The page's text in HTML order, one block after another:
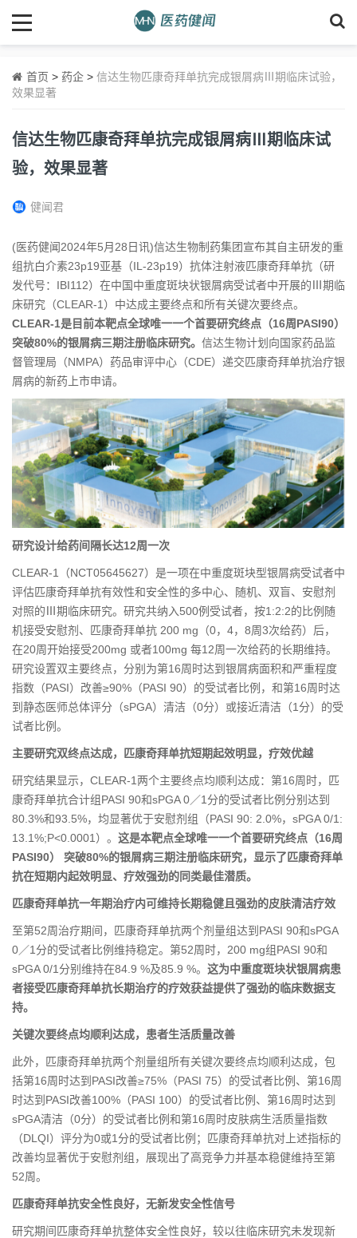
首页 > 药企 > 信达生物匹康奇拜单抗完成银屑病Ⅲ期临床试验，
效果显著
信达生物匹康奇拜单抗完成银屑病Ⅲ期临床试
验，效果显著
健闻君
(医药健闻2024年5月28日讯)信达生物制药集团宣布其自主研发的重
组抗白介素23p19亚基（IL-23p19）抗体注射液匹康奇拜单抗（研
发代号：IBI112）在中国中重度斑块状银屑病受试者中开展的Ⅲ期临
床研究（CLEAR-1）中达成主要终点和所有关键次要终点。
CLEAR-1是目前本靶点全球唯一一个首要研究终点（16周PASI90）
突破80%的银屑病三期注册临床研究。 信达生物计划向国家药品监
督管理局（NMPA）药品审评中心（CDE）递交匹康奇拜单抗治疗银
屑病的新药上市申请。
研究设计给药间隔长达12周一次
CLEAR-1（NCT05645627）是一项在中重度斑块型银屑病受试者中
评估匹康奇拜单抗有效性和安全性的多中心、随机、双盲、安慰剂
对照的Ⅲ期临床研究。研究共纳入500例受试者，按1:2:2的比例随
机接受安慰剂、匹康奇拜单抗 200 mg（0，4，8周3次给药）后，
在20周开始接受200mg 或者100mg 每12周一次给药的长期维持。
研究设置双主要终点，分别为第16周时达到银屑病面积和严重程度
指数（PASI）改善≥90%（PASI 90）的受试者比例，和第16周时达
到静态医师总体评分（sPGA）清洁（0分）或接近清洁（1分）的受
试者比例。
主要研究双终点达成，匹康奇拜单抗短期起效明显，疗效优越
研究结果显示，CLEAR-1两个主要终点均顺利达成：第16周时，匹
康奇拜单抗合计组PASI 90和sPGA 0／1分的受试者比例分别达到
80.3%和93.5%，均显著优于安慰剂组（PASI 90: 2.0%，sPGA 0/1:
13.1%;P<0.0001）。 这是本靶点全球唯一一个首要研究终点（16周
PASI90） 突破80%的银屑病三期注册临床研究，显示了匹康奇拜单
抗在短期内起效明显、疗效强劲的同类最佳潜质。
匹康奇拜单抗一年期治疗内可维持长期稳健且强劲的皮肤清洁疗效
至第52周治疗期间，匹康奇拜单抗两个剂量组达到PASI 90和sPGA
0／1分的受试者比例维持稳定。第52周时，200 mg组PASI 90和
sPGA 0/1分别维持在84.9 %及85.9 %。 这为中重度斑块状银屑病患
者接受匹康奇拜单抗长期治疗的疗效获益提供了强劲的临床数据支
持。
关键次要终点均顺利达成，患者生活质量改善
此外，匹康奇拜单抗两个剂量组所有关键次要终点均顺利达成，包
括第16周时达到PASI改善≥75%（PASI 75）的受试者比例、第16周
时达到PASI改善100%（PASI 100）的受试者比例、第16周时达到
sPGA清洁（0分）的受试者比例和第16周时皮肤病生活质量指数
（DLQI）评分为0或1分的受试者比例；匹康奇拜单抗对上述指标的
改善均显著优于安慰剂组，展现出了高竞争力并基本稳健维持至第
52周。
匹康奇拜单抗安全性良好，无新发安全性信号
研究期间匹康奇拜单抗整体安全性良好，较以往临床研究未发现新